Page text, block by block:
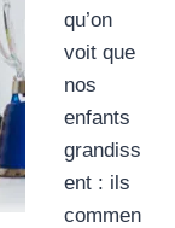
qu’on
voit que
nos
enfants
grandiss
ent : ils
commen